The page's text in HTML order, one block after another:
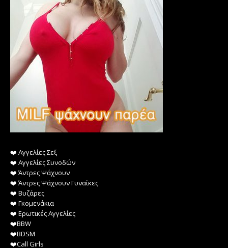
❤️️ Αγγελίες Σεξ
❤️️ Αγγελίες Συνοδών
❤️️ Άντρες Ψάχνουν
❤️️ Άντρες Ψάχνουν Γυναίκες
❤️️ Βυζάρες
❤️️ Γκομενάκια
❤️️ Ερωτικές Αγγελίες
❤️️BBW
❤️️BDSM
❤️️Call Girls